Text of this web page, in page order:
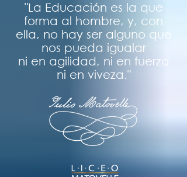
"La Educación es la que
forma al hombre, y, con
ella, no hay ser alguno que
nos pueda igualar
ni en agilidad, ni en fuerza
ni en viveza."